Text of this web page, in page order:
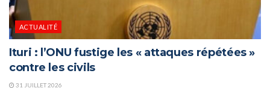
ACTUALITÉ
Ituri : l’ONU fustige les « attaques répétées »
contre les civils
31 JUILLET 2026